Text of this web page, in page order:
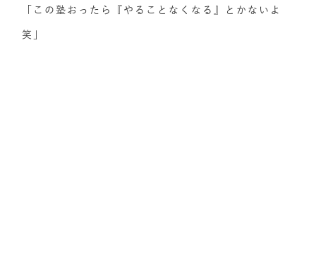
「この塾おったら『やることなくなる』とかないよ
笑」